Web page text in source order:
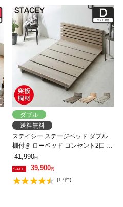
ダブル
送料無料
ステイシー ステージベッド ダブル
棚付き ローベッド コンセント2口 タ
モ 桐 天然木 フロアベッド スマホス
タンド付き ダブルベッド 省スペー
ス コンパクト 北欧風【フレームの
み】 【大型家具配送】
41,990円
39,900円
(17件)